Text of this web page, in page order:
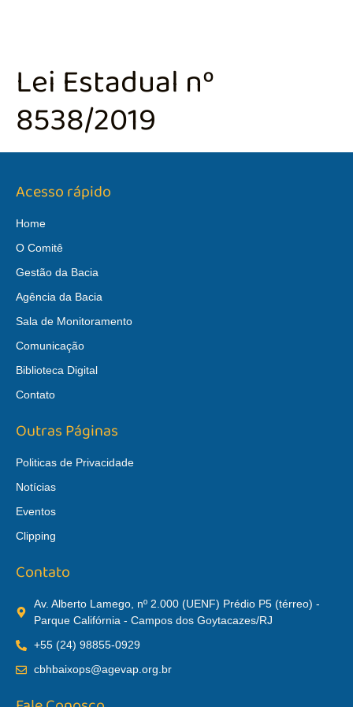
Lei Estadual nº
8538/2019
Acesso rápido
Home
O Comitê
Gestão da Bacia
Agência da Bacia
Sala de Monitoramento
Comunicação
Biblioteca Digital
Contato
Outras Páginas
Politicas de Privacidade
Notícias
Eventos
Clipping
Contato
Av. Alberto Lamego, nº 2.000 (UENF) Prédio P5 (térreo) -
Parque Califórnia - Campos dos Goytacazes/RJ
+55 (24) 98855-0929
cbhbaixops@agevap.org.br